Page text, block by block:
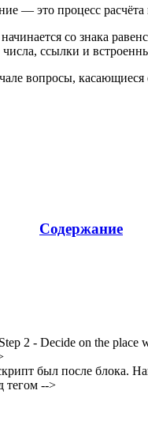
— это процесс
со знака
ссылки и
вопросы,
Содержание
2 - Decide on the place
был после блока.
тегом -->